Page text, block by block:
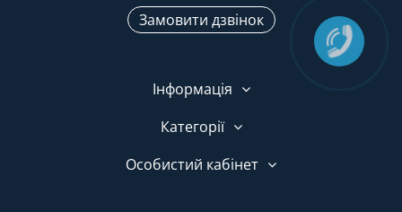
Замовити дзвінок
Інформація
Категорії
Особистий кабінет